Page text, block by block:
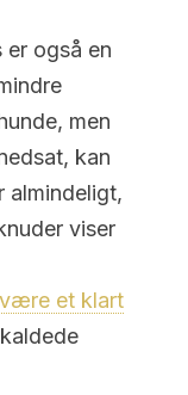
er også en
men
kan
almindeligt,
viser
et klart